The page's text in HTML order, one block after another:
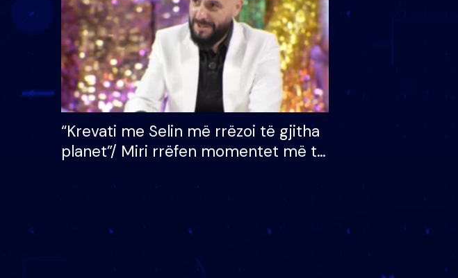
“Krevati me Selin më rrëzoi të gjitha
planet”/ Miri rrëfen momentet më të
mungojë zilja e mëngjesit kur…